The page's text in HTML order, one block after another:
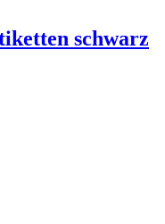
schwarz